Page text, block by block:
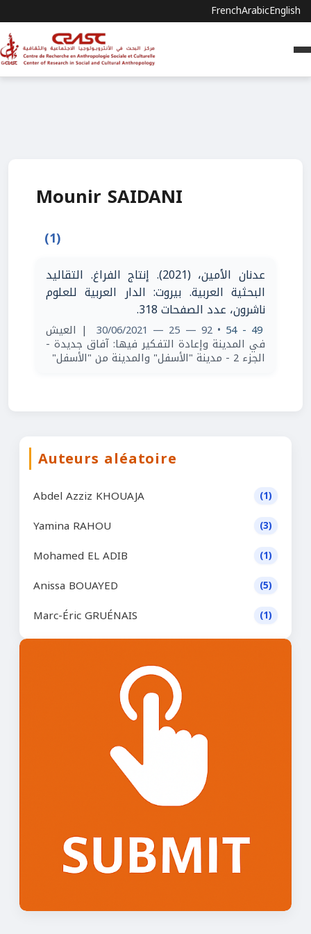
FrenchArabicEnglish
Mounir SAIDANI
(1)
عدنان الأمين، (2021). إنتاج الفراغ. التقاليد
البحثية العربية. بيروت: الدار العربية للعلوم
ناشرون، عدد الصفحات 318.
49 - 54
• 92 — 25 — 30/06/2021 | العيش
في المدينة وإعادة التفكير فيها: آفاق جديدة -
الجزء 2 - مدينة "الأسفل" والمدينة من "الأسفل"
Auteurs aléatoire
Abdel Azziz KHOUAJA (1)
Yamina RAHOU (3)
Mohamed EL ADIB (1)
Anissa BOUAYED (5)
Marc-Éric GRUÉNAIS (1)